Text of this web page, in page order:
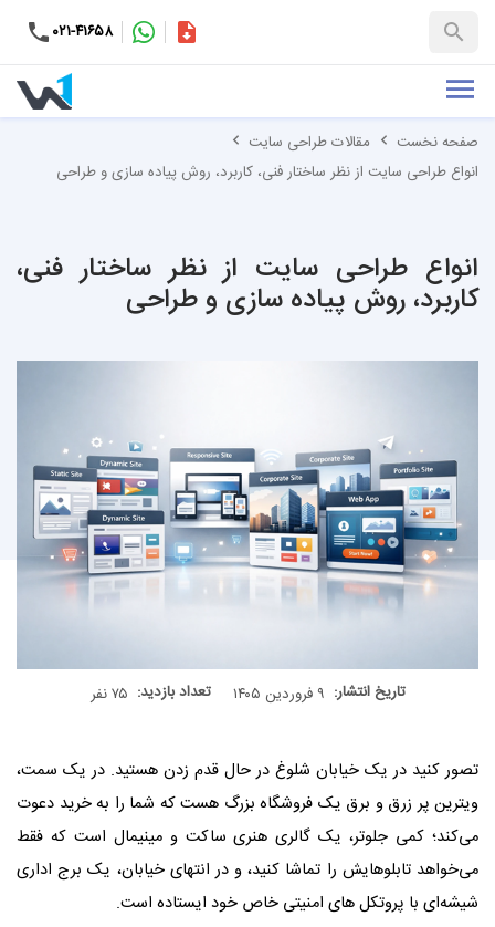
۰۲۱-۴۱۶۵۸
+۹۸-کاتالوگ
صفحه نخست
مقالات طراحی سایت
انواع طراحی سایت از نظر ساختار فنی، کاربرد، روش پیاده سازی و طراحی
انواع طراحی سایت از نظر ساختار فنی،
کاربرد، روش پیاده سازی و طراحی
تاریخ انتشار: ۹ فروردین ۱۴۰۵ تعداد بازدید: ۷۵ نفر
تصور کنید در یک خیابان شلوغ در حال قدم زدن هستید. در یک سمت،
ویترین پر زرق‌ و برق یک فروشگاه بزرگ هست که شما را به خرید دعوت
می‌کند؛ کمی جلوتر، یک گالری هنری ساکت و مینیمال است که فقط
می‌خواهد تابلوهایش را تماشا کنید، و در انتهای خیابان، یک برج اداری
شیشه‌ای با پروتکل ‌های امنیتی خاص خود ایستاده است.